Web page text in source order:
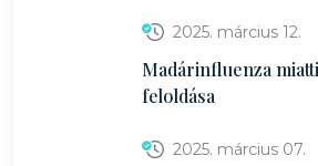
2025. március 12.
Madárinfluenza
feloldása
2025. március 07.